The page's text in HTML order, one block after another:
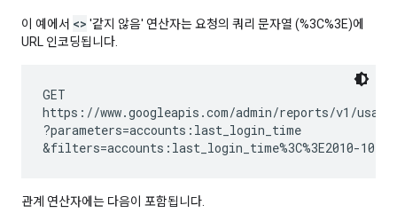
이 예에서 <> '같지 않음' 연산자는 요청의 쿼리 문자열 (%3C%3E)에
URL 인코딩됩니다.
GET
https://www.googleapis.com/admin/reports/v1/
?parameters=accounts:last_login_time
&filters=accounts:last_login_time%3C%3E2010-10-
관계 연산자에는 다음이 포함됩니다.